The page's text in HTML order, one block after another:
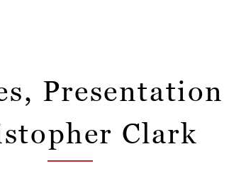
Clark